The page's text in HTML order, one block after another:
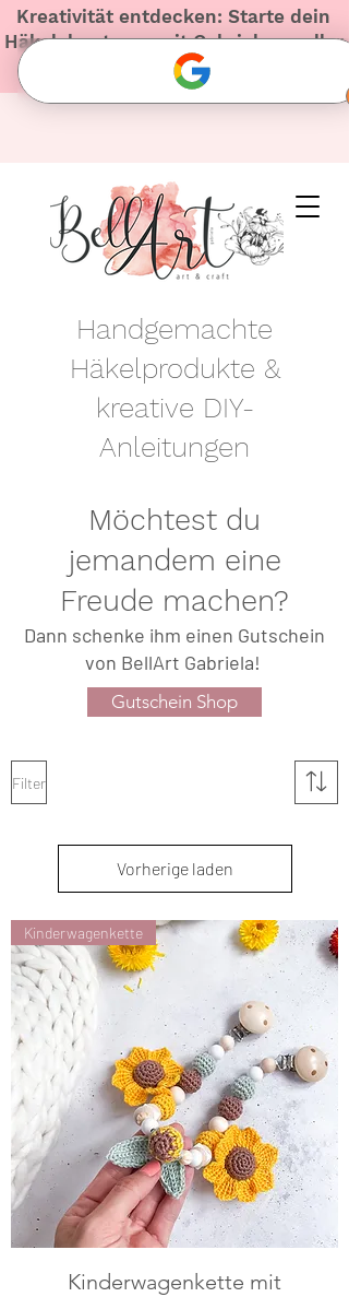
Kreativität entdecken: Starte dein
Häkelabenteuer mit Gabriela – voller
Herz und Inspiration!
Handgemachte
Häkelprodukte &
kreative DIY-
Anleitungen
Möchtest du
jemandem eine
Freude machen?
Dann schenke ihm einen Gutschein
von BellArt Gabriela!
Gutschein Shop
Filter
Vorherige laden
Kinderwagenkette
Kinderwagenkette mit